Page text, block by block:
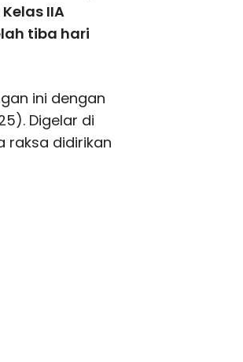
IIA
tiba hari
ini dengan
Digelar di
raksa didirikan